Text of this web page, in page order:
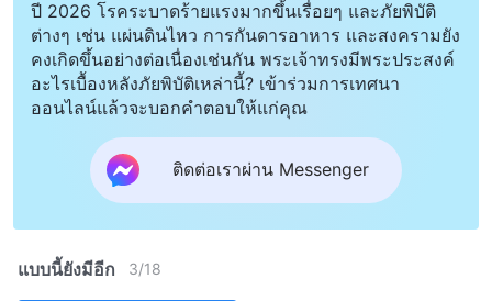
ปี 2026 โรคระบาดร้ายแรงมากขึ้นเรื่อยๆ และภัยพิบัติ
ต่างๆ เช่น แผ่นดินไหว การกันดารอาหาร และสงครามยัง
คงเกิดขึ้นอย่างต่อเนื่องเช่นกัน พระเจ้าทรงมีพระประสงค์
อะไรเบื้องหลังภัยพิบัติเหล่านี้? เข้าร่วมการเทศนา
ออนไลน์แล้วจะบอกคำตอบให้แก่คุณ
ติดต่อเราผ่าน Messenger
แบบนี้ยังมีอีก 3/18